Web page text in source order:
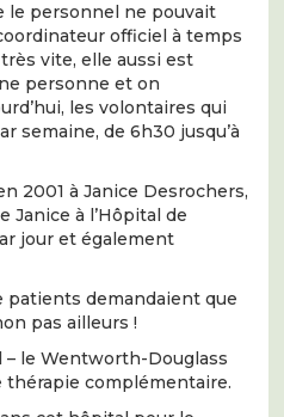
le personnel ne pouvait
officiel à temps
vite, elle aussi est
personne et on
les volontaires qui
semaine, de 6h30 jusqu’à
2001 à Janice Desrochers,
Janice à l’Hôpital de
jour et également
patients demandaient que
pas ailleurs !
– le Wentworth-Douglass
thérapie complémentaire.